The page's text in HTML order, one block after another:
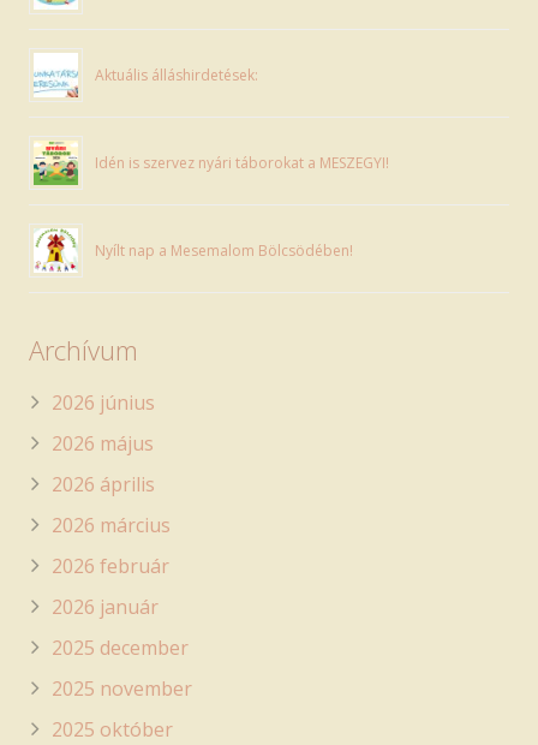
Aktuális álláshirdetések:
Idén is szervez nyári táborokat a MESZEGYI!
Nyílt nap a Mesemalom Bölcsödében!
Archívum
2026 június
2026 május
2026 április
2026 március
2026 február
2026 január
2025 december
2025 november
2025 október